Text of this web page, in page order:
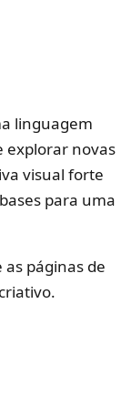
linguagem
explorar novas
visual forte
para uma
páginas de